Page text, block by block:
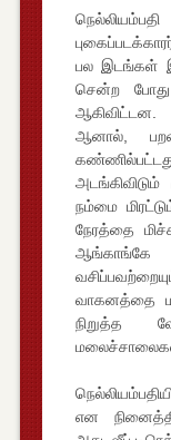
பல இடங்கள்
சென்ற
ஆனால்,
நம்மை
நேரத்தை
ஆங்காங்கே
வாகனத்தை
நிறுத்த
என